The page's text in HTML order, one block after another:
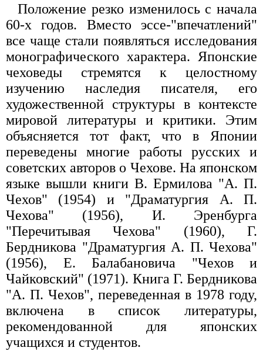
Положение резко изменилось с начала
60-х годов. Вместо эссе-"впечатлений"
все чаще стали появляться исследования
монографического характера. Японские
чеховеды стремятся к целостному
изучению наследия писателя, его
художественной структуры в контексте
мировой литературы и критики. Этим
объясняется тот факт, что в Японии
переведены многие работы русских и
советских авторов о Чехове. На японском
языке вышли книги В. Ермилова "А. П.
Чехов" (1954) и "Драматургия А. П.
Чехова" (1956), И. Эренбурга
"Перечитывая Чехова" (1960), Г.
Бердникова "Драматургия А. П. Чехова"
(1956), Е. Балабановича "Чехов и
Чайковский" (1971). Книга Г. Бердникова
"А. П. Чехов", переведенная в 1978 году,
включена в список литературы,
рекомендованной для японских
учащихся и студентов.